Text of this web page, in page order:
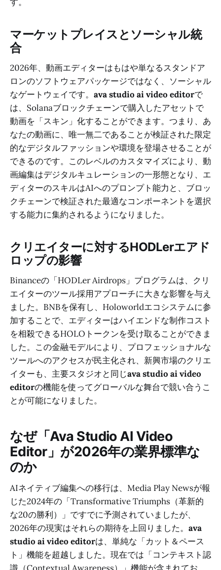
マーケットプレイスとソーシャル統
合
2026年、動画エディターはもはや単なるスタンドア
ロンのソフトウェアパッケージではなく、ソーシャル
なゲートウェイです。 ava studio ai video editorで
は、Solanaブロックチェーンで購入したアセットで
動画を「スキン」化することができます。つまり、あ
なたの動画に、唯一無二であることが検証された限定
的なデジタルファッションや環境を登場させることが
できるのです。このレベルのカスタマイズにより、動
画編集はデジタルキュレーションの一形態となり、エ
ディターのスキルはAIへのプロンプト能力と、ブロッ
クチェーンで検証された最適なコンポーネントを選択
する能力に集約されるようになりました。
クリエイターに対するHODLerエアド
ロップの影響
Binanceの「HODLer Airdrops」プログラムは、クリ
エイターのツール採用アプローチに大きな影響を与え
ました。BNBを保有し、Holoworldエコシステムに参
加することで、エディターはハイエンドな制作コスト
を相殺できるHOLOトークンを受け取ることができま
した。この金融モデルにより、プロフェッショナルな
ツールへのアクセスが民主化され、新興市場のクリエ
イターも、主要スタジオと同じava studio ai video
editorの機能を使ってグローバルな舞台で競い合うこ
とが可能になりました。
なぜ「Ava Studio AI Video
Editor」が2026年の業界標準な
のか
AIネイティブ編集への移行は、Media Play Newsが報
じた2024年の「Transformative Triumphs（革新的
な20の勝利）」ですでに予測されていましたが、
2026年の現実はそれらの期待を上回りました。 ava
studio ai video editorは、単純な「カット＆ペース
ト」機能を超越しました。現在では「コンテキスト認